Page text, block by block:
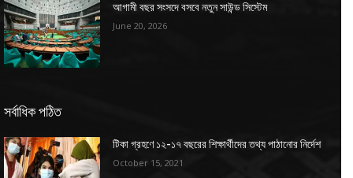
আগামী বছর সংসদে বসবে নতুন সাউন্ড সিস্টেম
June 20, 2026
সর্বাধিক পঠিত
টিকা গ্রহণে ১২-১৭ বছরের শিক্ষার্থীদের তথ্য পাঠানোর নির্দেশ
October 15, 2021